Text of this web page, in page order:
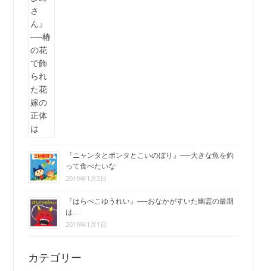
『ニャンタとポンタとこいのぼり』──大きな魚を釣
って食べたいな
2019年1月2日
『はらぺこゆうれい』──おなかがすいた幽霊の最期
は……
2019年1月1日
カテゴリー